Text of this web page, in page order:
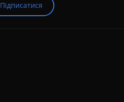
Підписатися